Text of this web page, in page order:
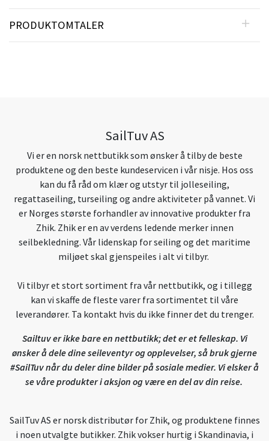
PRODUKTOMTALER
SailTuv AS
Vi er en norsk nettbutikk som ønsker å tilby de beste
produktene og den beste kundeservicen i vår nisje. Hos oss
kan du få råd om klær og utstyr til jolleseiling,
regattaseiling, turseiling og andre aktiviteter på vannet. Vi
er Norges største forhandler av innovative produkter fra
Zhik. Zhik er en av verdens ledende merker innen
seilbekledning. Vår lidenskap for seiling og det maritime
miljøet skal gjenspeiles i alt vi tilbyr.
Vi tilbyr et stort sortiment fra vår nettbutikk, og i tillegg
kan vi skaffe de fleste varer fra sortimentet til våre
leverandører. Ta kontakt hvis du ikke finner det du trenger.
Sailtuv er ikke bare en nettbutikk; det er et felleskap. Vi
ønsker å dele dine seileventyr og opplevelser, så bruk gjerne
#SailTuv når du deler dine bilder på sosiale medier. Vi elsker å
se våre produkter i aksjon og være en del av din reise.
SailTuv AS er norsk distributør for Zhik, og produktene finnes
i noen utvalgte butikker. Zhik vokser hurtig i Skandinavia, i